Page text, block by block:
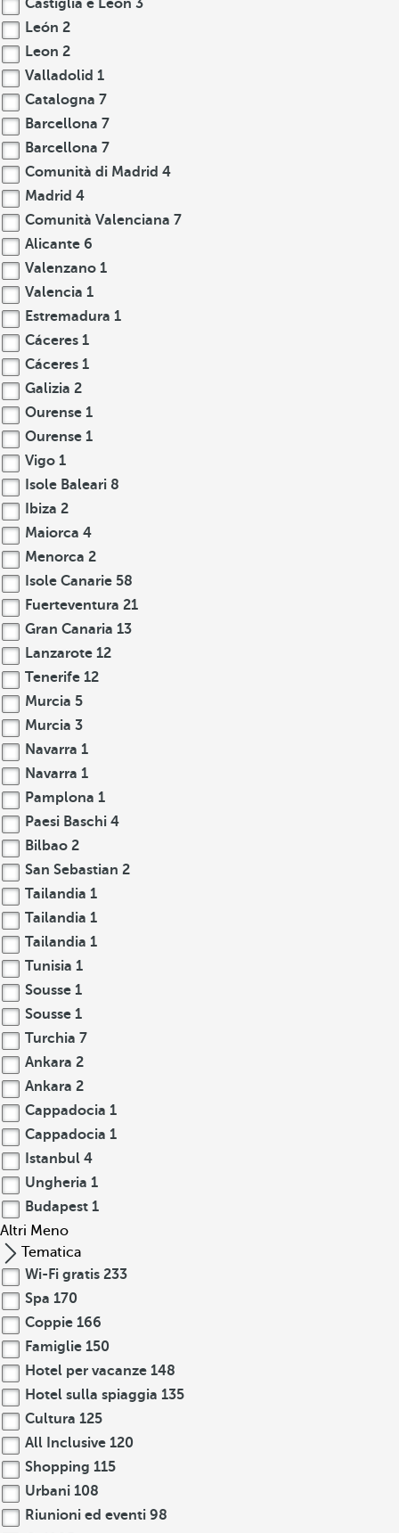
Castiglia e León 3
León 2
Leon 2
Valladolid 1
Catalogna 7
Barcellona 7
Barcellona 7
Comunità di Madrid 4
Madrid 4
Comunità Valenciana 7
Alicante 6
Valenzano 1
Valencia 1
Estremadura 1
Cáceres 1
Cáceres 1
Galizia 2
Ourense 1
Ourense 1
Vigo 1
Isole Baleari 8
Ibiza 2
Maiorca 4
Menorca 2
Isole Canarie 58
Fuerteventura 21
Gran Canaria 13
Lanzarote 12
Tenerife 12
Murcia 5
Murcia 3
Navarra 1
Navarra 1
Pamplona 1
Paesi Baschi 4
Bilbao 2
San Sebastian 2
Tailandia 1
Tailandia 1
Tailandia 1
Tunisia 1
Sousse 1
Sousse 1
Turchia 7
Ankara 2
Ankara 2
Cappadocia 1
Cappadocia 1
Istanbul 4
Ungheria 1
Budapest 1
Altri Meno
Tematica
Wi-Fi gratis 233
Spa 170
Coppie 166
Famiglie 150
Hotel per vacanze 148
Hotel sulla spiaggia 135
Cultura 125
All Inclusive 120
Shopping 115
Urbani 108
Riunioni ed eventi 98